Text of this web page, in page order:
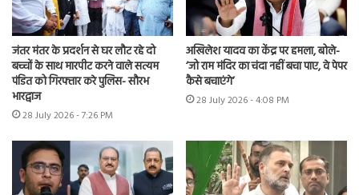
जंतर मंतर के प्रदर्शन से घर लौट रहे दो
बच्चों के साथ मारपीट करने वाले सत्यम
पंडित को गिरफ्तार करे पुलिस- सौरभ
भारद्वाज
28 July 2026 - 7:26 PM
अखिलेश यादव का केंद्र पर हमला, बोले-
‘जो राम मंदिर का चंदा नहीं बचा पाए, वे पेपर
कैसे बचाएंगे’
28 July 2026 - 4:08 PM